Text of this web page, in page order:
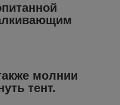
молнии
тент.